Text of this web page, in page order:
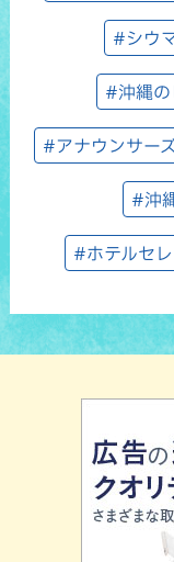
#シウ
#沖縄の
#アナウンサー
#沖
#ホテルセ